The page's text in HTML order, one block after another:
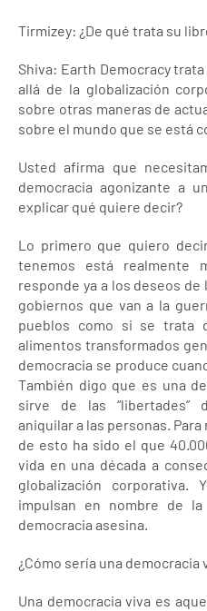
Tirmizey: ¿De qué trata su
Shiva: Earth Democracy
allá de la globalización
sobre otras maneras de
sobre el mundo que se está
Usted afirma que
democracia agonizante a
explicar qué quiere decir?
Lo primero que quiero
tenemos está realmente
responde ya a los deseos
gobiernos que van a la
pueblos como si se trata
alimentos transformados
democracia se produce
También digo que es una
sirve de las “libertades”
aniquilar a las personas.
de esto ha sido el que
vida en una década a
globalización corporativa.
impulsan en nombre de
democracia asesina.
¿Cómo sería una democracia
Una democracia viva es